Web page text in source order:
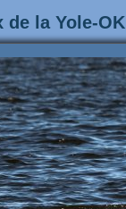
de la Yole-OK